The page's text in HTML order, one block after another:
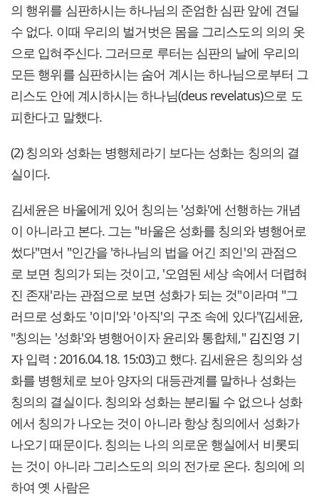
의 행위를 심판하시는 하나님의 준엄한 심판 앞에 견딜
수 없다. 이때 우리의 벌거벗은 몸을 그리스도의 의의 옷
으로 입혀주신다. 그러므로 루터는 심판의 날에 우리의
모든 행위를 심판하시는 숨어 계시는 하나님으로부터 그
리스도 안에 계시하시는 하나님(deus revelatus)으로 도
피한다고 말했다.
(2) 칭의와 성화는 병행체라기 보다는 성화는 칭의의 결
실이다.
김세윤은 바울에게 있어 칭의는 '성화'에 선행하는 개념
이 아니라고 본다. 그는 "바울은 성화를 칭의와 병행어로
썼다"면서 "인간을 '하나님의 법을 어긴 죄인'의 관점으
로 보면 칭의가 되는 것이고, '오염된 세상 속에서 더렵혀
진 존재'라는 관점으로 보면 성화가 되는 것"이라며 "그
러므로 성화도 '이미'와 '아직'의 구조 속에 있다"(김세윤,
"칭의는 '성화'와 병행어이자 윤리와 통합체,"김진영 기
자입력 : 2016.04.18. 15:03)고 했다. 김세윤은 칭의와 성
화를 병행체로 보아 양자의 대등관계를 말하나 성화는
칭의의 결실이다. 칭의와 성화는 분리될 수 없으나 성화
에서 칭의가 나오는 것이 아니라 항상 칭의에서 성화가
나오기 때문이다. 칭의는 나의 의로운 행실에서 비롯되
는 것이 아니라 그리스도의 의의 전가로 온다. 칭의에 의
하여 옛 사람은